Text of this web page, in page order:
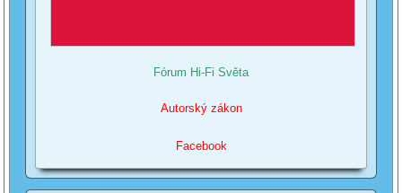
Fórum Hi-Fi Světa
Autorský zákon
Facebook